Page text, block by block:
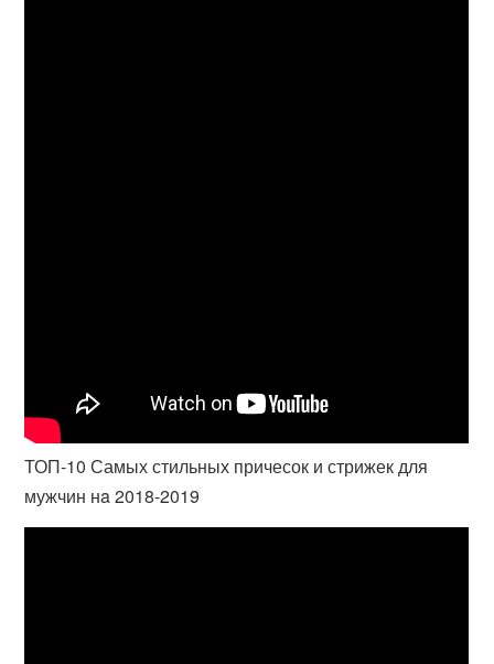
ТОП-10 Самых стильных причесок и стрижек для
мужчин нa 2018-2019